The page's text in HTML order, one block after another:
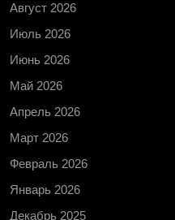
Август 2026
Июль 2026
Июнь 2026
Май 2026
Апрель 2026
Март 2026
Февраль 2026
Январь 2026
Декабрь 2025